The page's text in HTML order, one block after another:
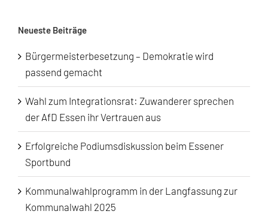
Neueste Beiträge
Bürgermeisterbesetzung – Demokratie wird
passend gemacht
Wahl zum Integrationsrat: Zuwanderer sprechen
der AfD Essen ihr Vertrauen aus
Erfolgreiche Podiumsdiskussion beim Essener
Sportbund
Kommunalwahlprogramm in der Langfassung zur
Kommunalwahl 2025